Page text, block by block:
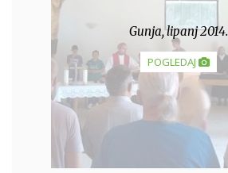
Gunja, lipanj 2014.
POGLEDAJ